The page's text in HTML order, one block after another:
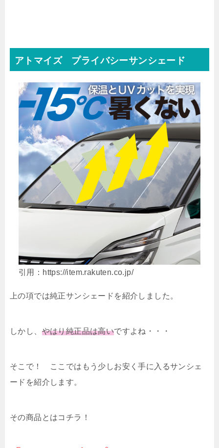
アトマイズ プライバシーサンシェード
引用：https://item.rakuten.co.jp/
上の項では純正サンシェードを紹介しました。
しかし、 やはり純正品は高いですよね・・・
そこで！ ここではもう少しお安く手に入るサンシェ
ードを紹介します。
その商品とはコチラ！